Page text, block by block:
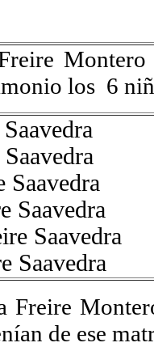
los 6
Saavedra
Saavedra
Saavedra
Saavedra
Freire
de ese